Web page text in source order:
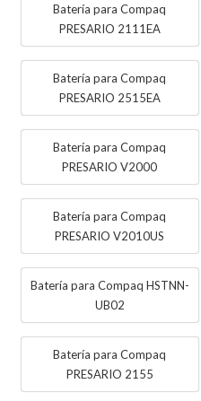
Batería para Compaq
PRESARIO 2111EA
Batería para Compaq
PRESARIO 2515EA
Batería para Compaq
PRESARIO V2000
Batería para Compaq
PRESARIO V2010US
Batería para Compaq HSTNN-
UB02
Batería para Compaq
PRESARIO 2155